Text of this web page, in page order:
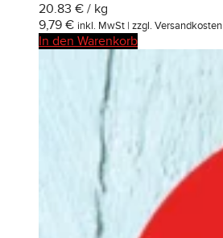
20.83 € / kg
9,79 € inkl. MwSt | zzgl. Versandkosten
In den Warenkorb